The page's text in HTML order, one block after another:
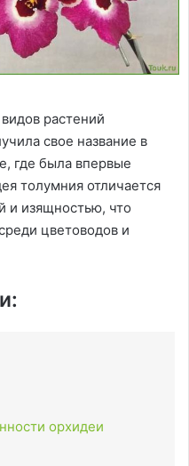
растений
свое название в
где была впервые
толумния отличается
и изящностью, что
цветоводов и
орхидеи